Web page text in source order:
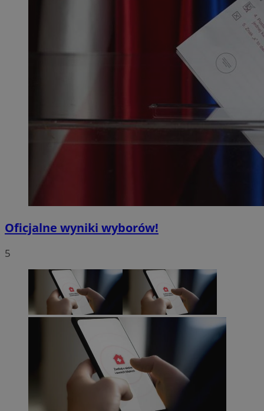
Oficjalne wyniki wyborów!
5